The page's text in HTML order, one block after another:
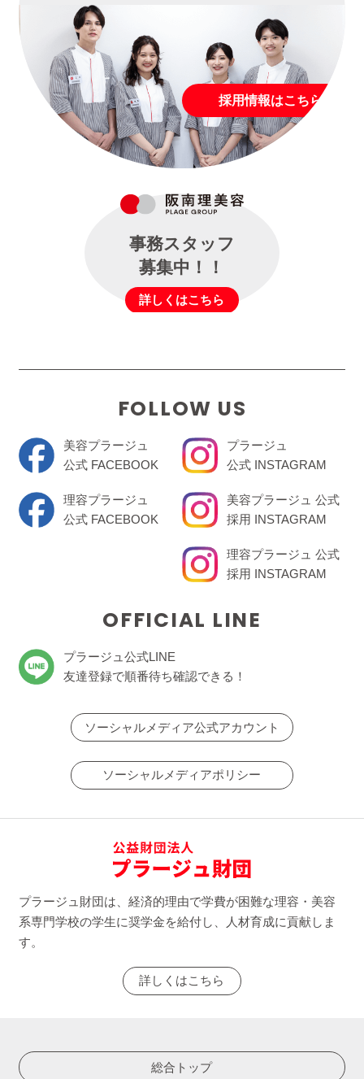
採用情報はこちら
事務スタッフ
募集中！！
詳しくはこちら
FOLLOW US
美容プラージュ
公式 FACEBOOK
理容プラージュ
公式 FACEBOOK
プラージュ
公式 INSTAGRAM
美容プラージュ 公式
採用 INSTAGRAM
理容プラージュ 公式
採用 INSTAGRAM
OFFICIAL LINE
プラージュ公式LINE
友達登録で順番待ち確認できる！
ソーシャルメディア公式アカウント
ソーシャルメディアポリシー
プラージュ財団は、経済的理由で学費が困難な理容・美容
系専門学校の学生に奨学金を給付し、人材育成に貢献しま
す。
詳しくはこちら
総合トップ